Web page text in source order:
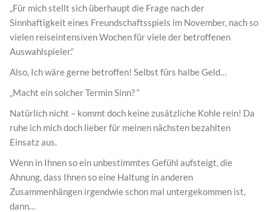
„Für mich stellt sich überhaupt die Frage nach der
Sinnhaftigkeit eines Freundschaftsspiels im November, nach so
vielen reiseintensiven Wochen für viele der betroffenen
Auswahlspieler.“
Also, Ich wäre gerne betroffen! Selbst fürs halbe Geld…
„Macht ein solcher Termin Sinn? “
Natürlich nicht – kommt doch keine zusätzliche Kohle rein! Da
ruhe ich mich doch lieber für meinen nächsten bezahlten
Einsatz aus.
Wenn in Ihnen so ein unbestimmtes Gefühl aufsteigt, die
Ahnung, dass Ihnen so eine Haltung in anderen
Zusammenhängen irgendwie schon mal untergekommen ist,
dann…